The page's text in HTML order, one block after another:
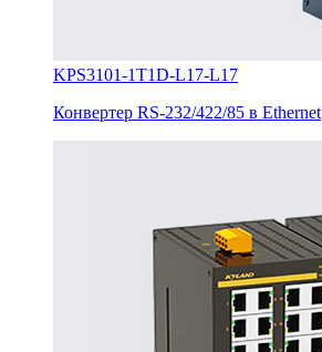
KPS3101-1T1D-L17-L17
Конвертер RS-232/422/85 в Ethernet